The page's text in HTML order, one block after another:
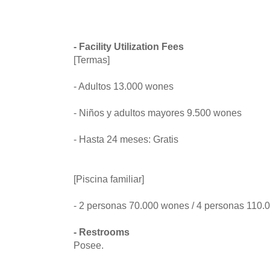
- Facility Utilization Fees
[Termas]
- Adultos 13.000 wones
- Niños y adultos mayores 9.500 wones
- Hasta 24 meses: Gratis
[Piscina familiar]
- 2 personas 70.000 wones / 4 personas
- Restrooms
Posee.